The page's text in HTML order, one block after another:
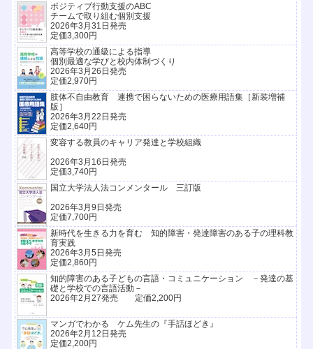
ポジティブ行動支援のABC
チームで取り組む個別支援
2026年3月31日発売
定価3,300円
高等学校の通級による指導
個別最適な学びと校内体制づくり
2026年3月26日発売
定価2,970円
肢体不自由教育 連携で困らないための医療用語集［新装増補
版］
2026年3月22日発売
定価2,640円
変容する教員のキャリア発達と学校組織
2026年3月16日発売
定価3,740円
国立大学法人法コンメンタール 三訂版
2026年3月9日発売
定価7,700円
新時代を生きる力を育む 知的障害・発達障害のある子の理科教
育実践
2026年3月5日発売
定価2,860円
知的障害のある子どもの言語・コミュニケーション －発達の基
礎と学校での言語活動－
2026年2月27発売 定価2,200円
マンガでわかる ケム先生の『手話ほどき』
2026年2月12日発売
定価2,200円